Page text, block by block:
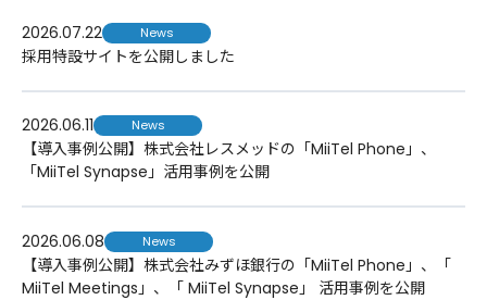
2026.07.22 News
採用特設サイトを公開しました
2026.06.11 News
【導入事例公開】株式会社レスメッドの「MiiTel Phone」、
「MiiTel Synapse」活用事例を公開
2026.06.08 News
【導入事例公開】株式会社みずほ銀行の「MiiTel Phone」、「
MiiTel Meetings」、「 MiiTel Synapse」 活用事例を公開